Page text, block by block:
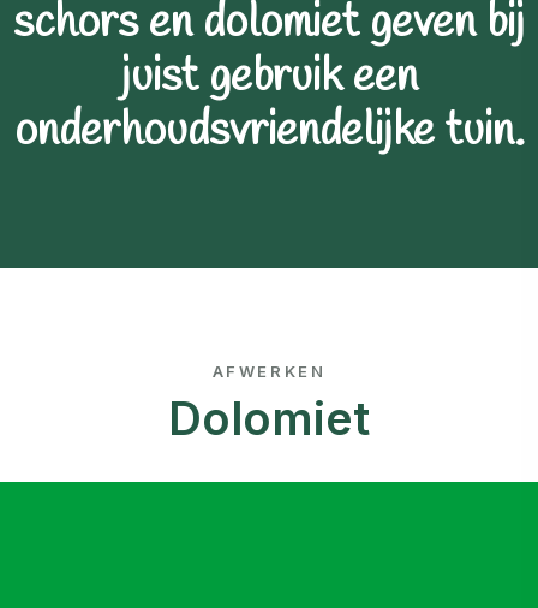
schors en dolomiet geven bij
juist gebruik een
onderhoudsvriendelijke tuin.
AFWERKEN
Dolomiet